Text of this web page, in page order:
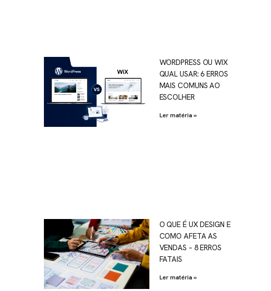
WORDPRESS OU WIX
QUAL USAR: 6 ERROS
MAIS COMUNS AO
ESCOLHER
Ler matéria »
O QUE É UX DESIGN E
COMO AFETA AS
VENDAS – 8 ERROS
FATAIS
Ler matéria »